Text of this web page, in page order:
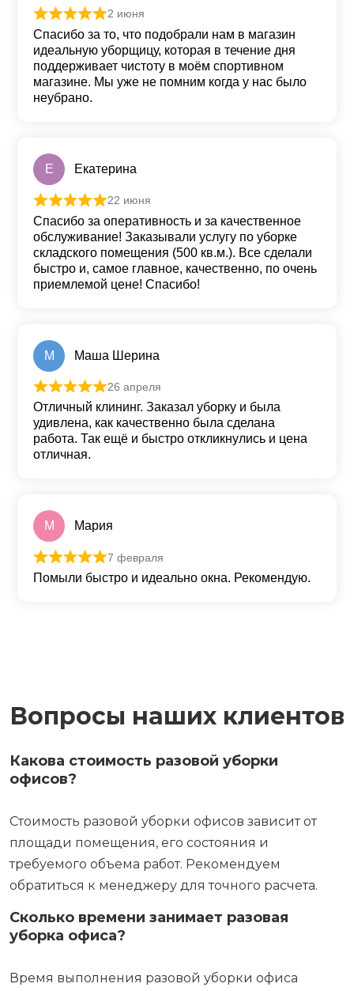
Оценка
2 июня
Спасибо за то, что подобрали нам в магазин
идеальную уборщицу, которая в течение дня
поддерживает чистоту в моём спортивном
магазине. Мы уже не помним когда у нас было
неубрано.
Е Екатерина
Оценка
22 июня
Спасибо за оперативность и за качественное
обслуживание! Заказывали услугу по уборке
складского помещения (500 кв.м.). Все сделали
быстро и, самое главное, качественно, по очень
приемлемой цене! Спасибо!
М Маша Шерина
Оценка из 5
26 апреля
Отличный клининг. Заказал уборку и была
удивлена, как качественно была сделана
работа. Так ещё и быстро откликнулись и цена
отличная.
М Мария
Оценка из 5
7 февраля
Помыли быстро и идеально окна. Рекомендую.
Вопросы наших клиентов
Какова стоимость разовой уборки
офисов?
Стоимость разовой уборки офисов зависит от
площади помещения, его состояния и
требуемого объема работ. Рекомендуем
обратиться к менеджеру для точного расчета.
Сколько времени занимает разовая
уборка офиса?
Время выполнения разовой уборки офиса